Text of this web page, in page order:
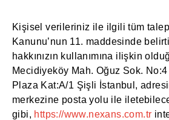
Kişisel verileriniz ile ilgili tüm
Kanunu’nun 11. maddesinde
hakkınızın kullanımına ilişkin
Mecidiyeköy Mah. Oğuz Sok.
Plaza Kat:A/1 Şişli İstanbul,
merkezine posta yolu ile
gibi, https://www.nexans.com.tr